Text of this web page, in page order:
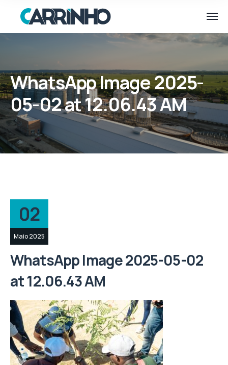
WhatsApp Image 2025-
05-02 at 12.06.43 AM
02
Maio 2025
WhatsApp Image 2025-05-02
at 12.06.43 AM